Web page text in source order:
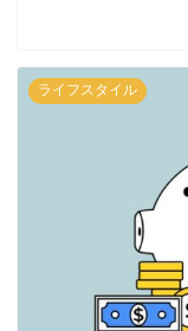
ライフスタイル